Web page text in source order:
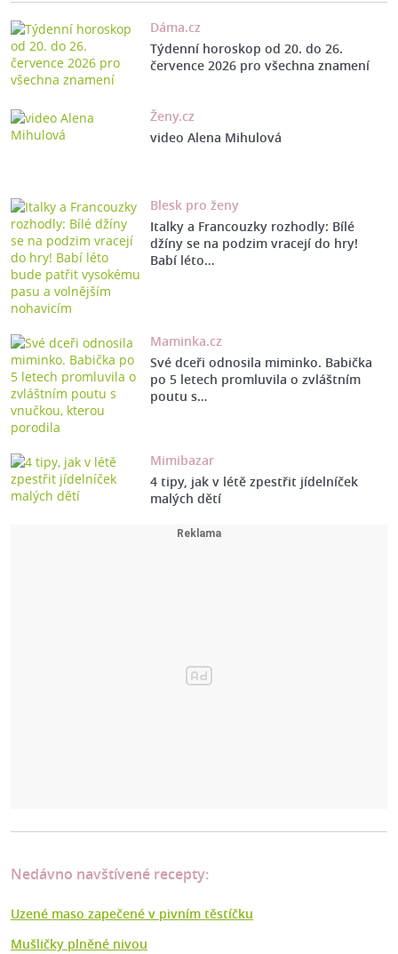
Dáma.cz
Týdenní horoskop od 20. do 26.
července 2026 pro všechna znamení
Ženy.cz
video Alena Mihulová
Blesk pro ženy
Italky a Francouzky rozhodly: Bílé
džíny se na podzim vracejí do hry!
Babí léto…
Maminka.cz
Své dceři odnosila miminko. Babička
po 5 letech promluvila o zvláštním
poutu s…
Mimibazar
4 tipy, jak v létě zpestřit jídelníček
malých dětí
Nedávno navštívené recepty:
Uzené maso zapečené v pivním těstíčku
Mušličky plněné nivou